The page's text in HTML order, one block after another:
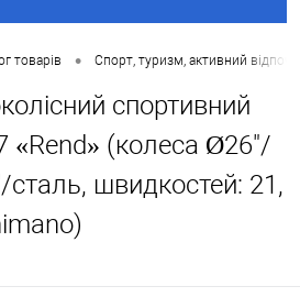
товарів • Спорт, туризм, активний
спортивний
«Rend» (колеса Ø26"/
швидкостей: 21,